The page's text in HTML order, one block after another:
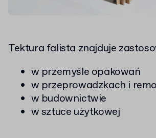
Tektura falista znajduje
w przemyśle opakowań
w przeprowadzkach i
w budownictwie
w sztuce użytkowej